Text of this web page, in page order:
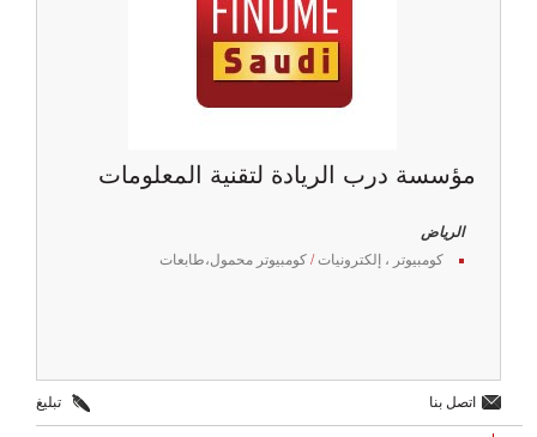
مؤسسة درب الريادة لتقنية المعلومات
الرياض
كومبيوتر ، إلكترونيات/ كومبيوتر محمول،طابعات
اتصل بنا تبليغ